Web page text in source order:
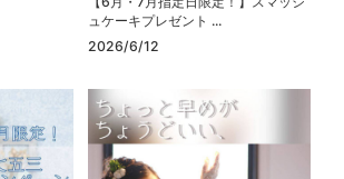
ュケーキプレゼント ...
2026/6/12